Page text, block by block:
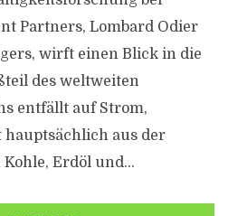
Partners, Lombard Odier
wirft einen Blick in die
des weltweiten
entfällt auf Strom,
hauptsächlich aus der
Erdöl und...